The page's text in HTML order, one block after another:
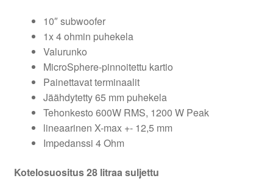
10″ subwoofer
1x 4 ohmin puhekela
Valurunko
MicroSphere-pinnoitettu kartio
Painettavat terminaalit
Jäähdytetty 65 mm puhekela
Tehonkesto 600W RMS, 1200 W Peak
lineaarinen X-max +- 12,5 mm
Impedanssi 4 Ohm
Kotelosuositus 28 litraa suljettu